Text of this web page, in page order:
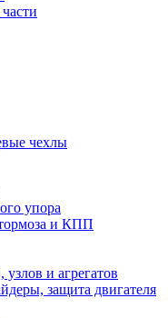
чехлы
упора
и КПП
узлов и агрегатов
защита двигателя